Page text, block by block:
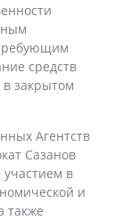
средств
в закрытом
Агентств
Сазанов
в
и
также